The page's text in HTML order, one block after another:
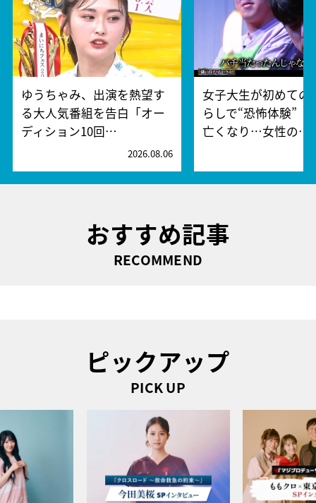
ゆうちゃみ、出演を熱望す
る大人気番組を告白「オー
ディション10回…
2026.08.06
女子大生が初めての
らしで“恐怖体験”
亡くなり…女性の…
おすすめ記事
RECOMMEND
ピックアップ
PICK UP